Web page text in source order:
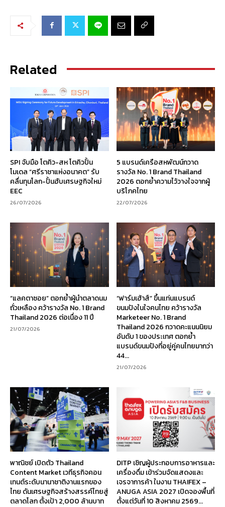
Related
SPI จับมือ โตคิว-สห โตคิวปั้น
โมเดล “ศรีราชาแห่งอนาคต” รับ
คลื่นทุนโลก-ปั้นฮับเศรษฐกิจใหม่
EEC
26/07/2026
5 แบรนด์เครือสหพัฒน์กวาด
รางวัล No. 1 Brand Thailand
2026 ตอกย้ำความไว้วางใจจากผู้
บริโภคไทย
22/07/2026
“แลคตาซอย” ตอกย้ำผู้นำตลาดนม
ถั่วเหลือง คว้ารางวัล No. 1 Brand
Thailand 2026 ต่อเนื่อง 11 ปี
21/07/2026
“ฟาร์มเฮ้าส์” ขึ้นแท่นแบรนด์
ขนมปังในใจคนไทย คว้ารางวัล
Marketeer No. 1 Brand
Thailand 2026 กวาดคะแนนนิยม
อันดับ 1 ของประเทศ ตอกย้ำ
แบรนด์ขนมปังที่อยู่คู่คนไทยมากว่า
44...
21/07/2026
พาณิชย์ เปิดตัว Thailand
Content Market เวทีธุรกิจคอน
เทนต์ระดับนานาชาติงานแรกของ
ไทย ดันเศรษฐกิจสร้างสรรค์ไทยสู่
ตลาดโลก ตั้งเป้า 2,000 ล้านบาท
DITP เชิญผู้ประกอบการอาหารและ
เครื่องดื่ม เข้าร่วมจัดแสดงและ
เจรจาการค้า ในงาน THAIFEX –
ANUGA ASIA 2027 เปิดจองพื้นที่
ตั้งแต่วันที่ 10 สิงหาคม 2569...